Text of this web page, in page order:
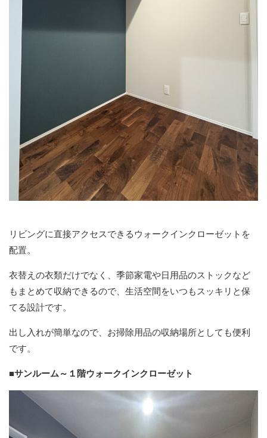
リビングに直接アクセスできるウォークインクローゼットを
配置。
衣替えの衣類だけでなく、季節家電や日用品のストックなど
もまとめて収納できるので、生活空間をいつもスッキリと保
てる設計です。
出し入れが簡単なので、お掃除用品の収納場所としても便利
です。
■サンルーム～１階ウォークインクローゼット